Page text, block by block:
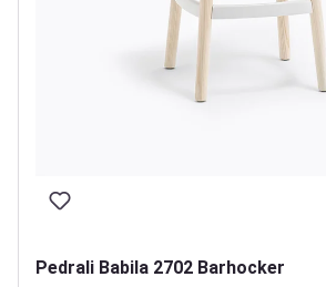
Pedrali Babila 2702 Barhocker